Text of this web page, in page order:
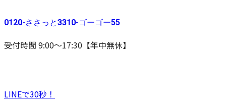
0120-ささっと3310-ゴーゴー55
受付時間 9:00〜17:30【年中無休】
LINEで30秒！